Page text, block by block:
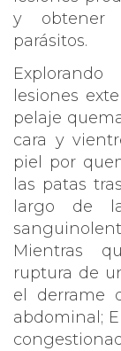
y obtener
parásitos.
lesiones
pelaje
cara y
piel por
las patas
largo de
Mientras
ruptura de
el derrame
abdominal;